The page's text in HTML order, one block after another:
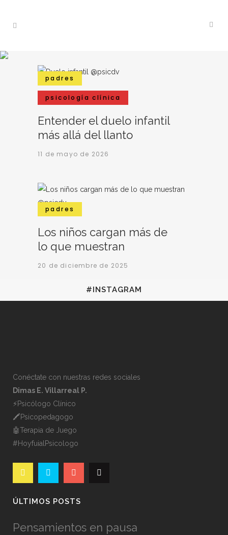
padres
psicología clínica
Entender el duelo infantil
más allá del llanto
11 de mayo de 2026
padres
Los niños cargan más de
lo que muestran
20 de diciembre de 2025
#INSTAGRAM
Conéctate con nuestras redes sociales
Dimas E. Villarreal P.
⚡️Psicólogo Clínico
🖍Psicopedagogo
🤖Terapia de Juego
#HoyfuialPsicologo
ÚLTIMOS POSTS
Pensamientos en pausa